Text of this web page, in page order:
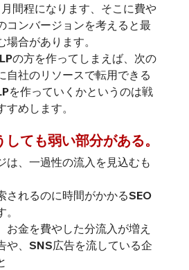
間程になります、そこに費や
コンバージョンを考えると最
合があります。
の方を作ってしまえば、次の
自社のリソースで転用できる
を作っていくかというのは戦
めします。
ても弱い部分がある。
は、一過性の流入を見込むも
されるのに時間がかかるSEO
お金を費やした分流入が増え
や、SNS広告を流している企